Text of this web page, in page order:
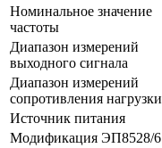
Номинальное значение
частоты
Диапазон измерений
выходного сигнала
Диапазон измерений
сопротивления нагрузки
Источник питания
Модификация ЭП8528/6